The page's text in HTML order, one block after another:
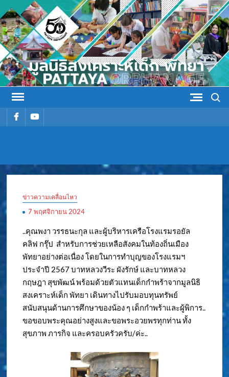
Skip
to
content
รายการรายการ
สงเคราะห์
ข่าวความเคลื่อนไหว
7 พฤศจิกายน 2024
..คุณพงา วรรธนะกุล และผู้บริหารเครือโรงแรมรอยัล
คลิฟ กรุ๊ป สำหรับการช่วยเหลือสังคมในท้องถิ่นเมือง
พัทยาอย่างต่อเนื่อง โดยในการทำบุญของโรงแรมฯ
ประจำปี 2567 บาทหลวงวีระ ผังรักษ์ และบาทหลวง
กฤษฎา สุขพัฒน์ พร้อมด้วยตัวแทนเด็กกำพร้าจากมูลนิธิ
สงเคราะห์เด็ก พัทยา เดินทางไปรับมอบทุนทรัพย์
สนับสนุนด้านการศึกษาของน้อง ๆ เด็กกำพร้าและผู้พิการ..
ขอขอบพระคุณอย่างสูงและขอพระอวยพรทุกท่าน ทั้ง
สุขภาพ ภารกิจ และครอบครัวครับ/ค่ะ..